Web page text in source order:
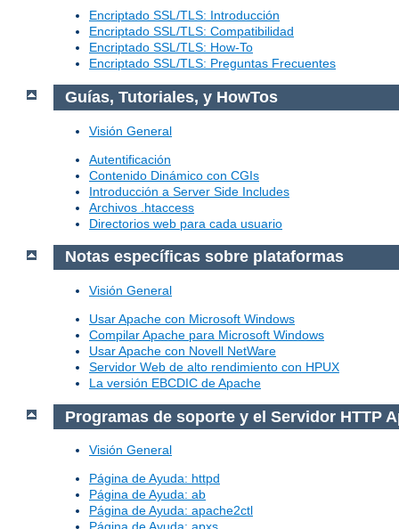
Encriptado SSL/TLS: Introducción
Encriptado SSL/TLS: Compatibilidad
Encriptado SSL/TLS: How-To
Encriptado SSL/TLS: Preguntas Frecuentes
Guías, Tutoriales, y HowTos
Visión General
Autentificación
Contenido Dinámico con CGIs
Introducción a Server Side Includes
Archivos .htaccess
Directorios web para cada usuario
Notas específicas sobre plataformas
Visión General
Usar Apache con Microsoft Windows
Compilar Apache para Microsoft Windows
Usar Apache con Novell NetWare
Servidor Web de alto rendimiento con HPUX
La versión EBCDIC de Apache
Programas de soporte y el Servidor HTTP
Visión General
Página de Ayuda: httpd
Página de Ayuda: ab
Página de Ayuda: apache2ctl